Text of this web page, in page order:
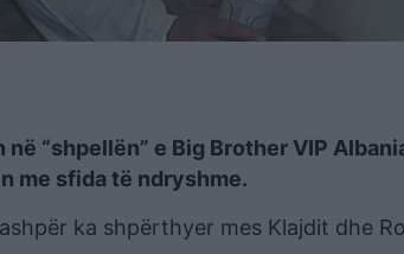
“shpellën” e Big Brother VIP
me sfida të ndryshme.
ka shpërthyer mes Klajdit dhe